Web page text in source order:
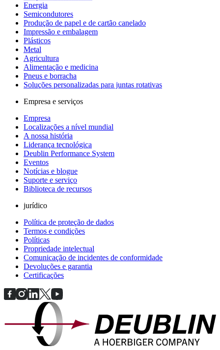
Energia
Semicondutores
Produção de papel e de cartão canelado
Impressão e embalagem
Plásticos
Metal
Agricultura
Alimentação e medicina
Pneus e borracha
Soluções personalizadas para juntas rotativas
Empresa e serviços
Empresa
Localizações a nível mundial
A nossa história
Liderança tecnológica
Deublin Performance System
Eventos
Notícias e blogue
Suporte e serviço
Biblioteca de recursos
jurídico
Política de proteção de dados
Termos e condições
Políticas
Propriedade intelectual
Comunicação de incidentes de conformidade
Devoluções e garantia
Certificações